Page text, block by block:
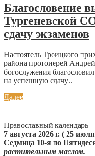
Благословение
Тургеневской
сдачу экзаменов
Настоятель Троицкого
района протоиерей
богослужения
на успешную сдачу...
Далее
Православный календарь
7 августа 2026 г. ( 25
Седмица 10-я по
растительным маслом.